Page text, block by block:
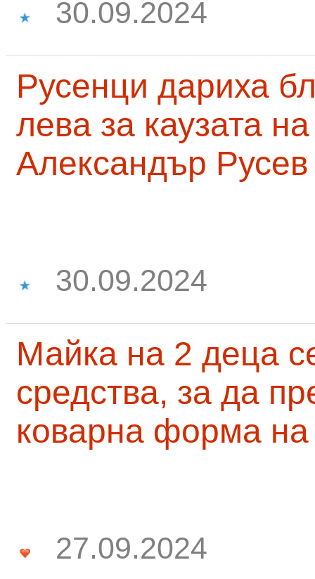
30.09.2024
Русенци дариха
лева за каузата
Александър Русев
30.09.2024
Майка на 2 деца
средства, за да
коварна форма на
27.09.2024